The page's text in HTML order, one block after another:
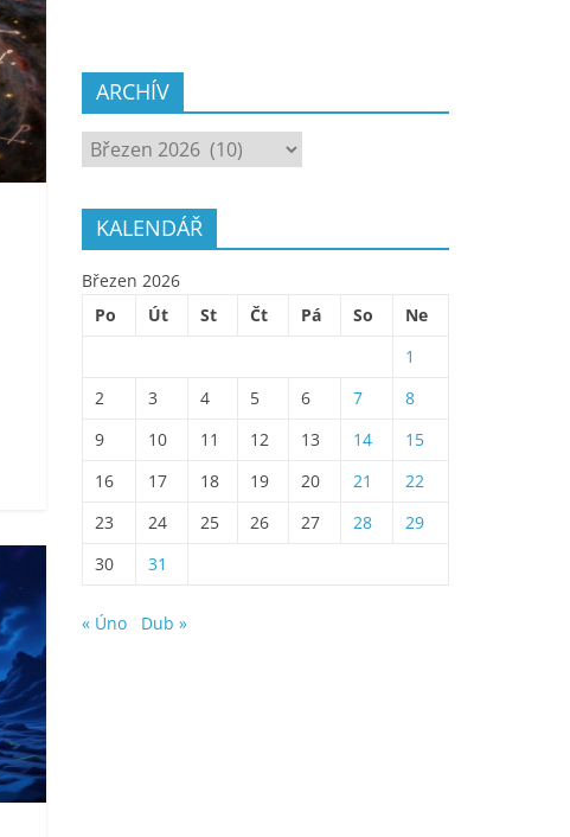
ARCHÍV
ARCHÍV
KALENDÁŘ
Březen 2026
Po
Út St Čt Pá So
Ne
1
2
3 4 5 6 7
8
9
10 11 12 13 14
15
16
17 18 19 20 21
22
23
24 25 26 27 28
29
30
31
« Úno Dub »